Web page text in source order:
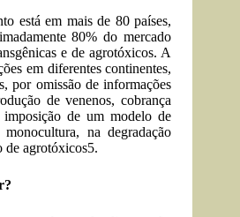
está em mais de 80 países,
80% do mercado
e de agrotóxicos. A
em diferentes continentes,
por omissão de informações
de venenos, cobrança
de um modelo de
na degradação
de agrotóxicos5.